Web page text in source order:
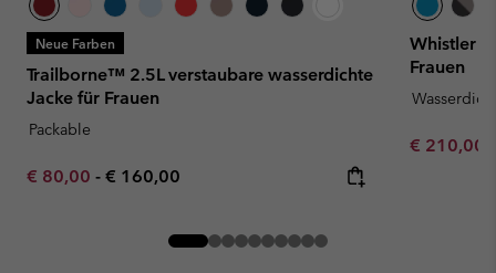
Neue Farben
Trailborne™ 2.5L verstaubare wasserdichte
Jacke für Frauen
Packable
Minimum sale price:
€ 80,00 - Maximum price:
€ 160,00
Whistler
Frauen
Wasserdicht
Minimum
€ 210,00